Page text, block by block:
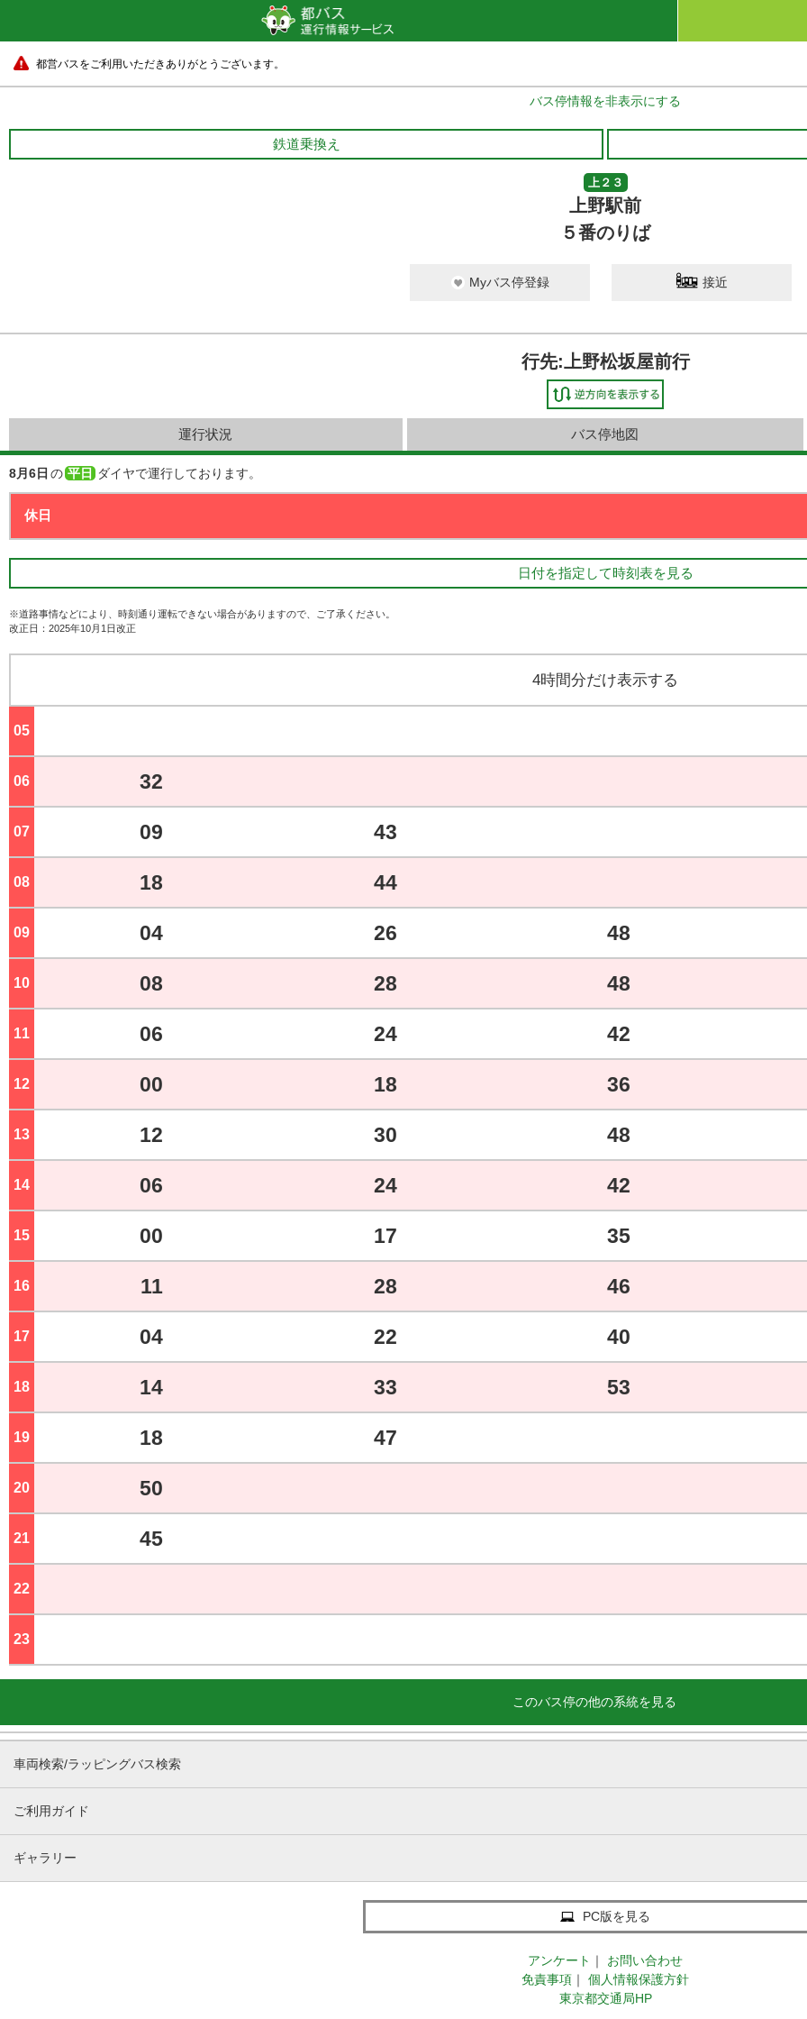
都営バスをご利用いただきありがとうございます。
バス停情報を非表示にする
鉄道乗換え
上２３
上野駅前
５番のりば
Myバス停登録 接近
行先:上野松坂屋前行
運行状況 バス停地図
8月6日 の 平日 ダイヤで運行しております。
日付を指定して時刻表を見る
※道路事情などにより、時刻通り運転できない場合がありますので、ご了承ください。
改正日：2025年10月1日改正
4時間分だけ表示する
05
06 32
07 09 43
08 18 44
09 04 26 48
10 08 28 48
11 06 24 42
12 00 18 36
13 12 30 48
14 06 24 42
15 00 17 35
16 11 28 46
17 04 22 40
18 14 33 53
19 18 47
20 50
21 45
22
23
このバス停の他の系統を見る
車両検索/ラッピングバス検索
ご利用ガイド
ギャラリー
PC版を見る
アンケート ｜
お問い合わせ
免責事項 ｜
個人情報保護方針
東京都交通局HP